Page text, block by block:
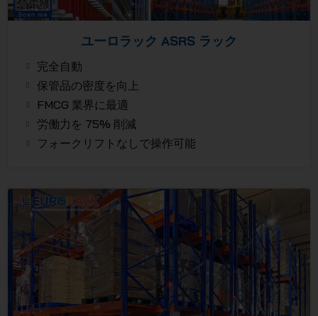
ユーロラック ASRS ラック
完全自動
保管品の密度を向上
FMCG 業界に最適
労働力を 75% 削減
フォークリフトなしで操作可能